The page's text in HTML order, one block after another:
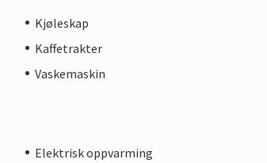
Kjøleskap
Kaffetrakter
Vaskemaskin
Elektrisk oppvarming